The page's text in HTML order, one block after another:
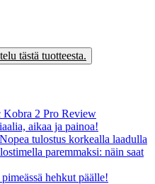
tästä tuotteesta.
Kobra 2 Pro Review
aikaa ja painoa!
tulostus korkealla laadulla
paremmaksi: näin saat
hehkut päälle!